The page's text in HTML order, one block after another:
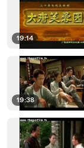
19:14
19:38